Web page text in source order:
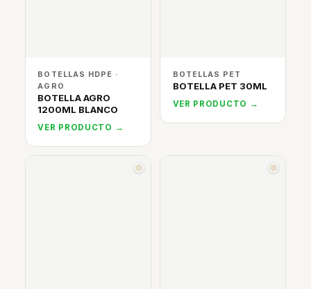
BOTELLAS HDPE ·
AGRO
BOTELLA AGRO
1200ML BLANCO
VER PRODUCTO →
BOTELLAS PET
BOTELLA PET 30ML
VER PRODUCTO →